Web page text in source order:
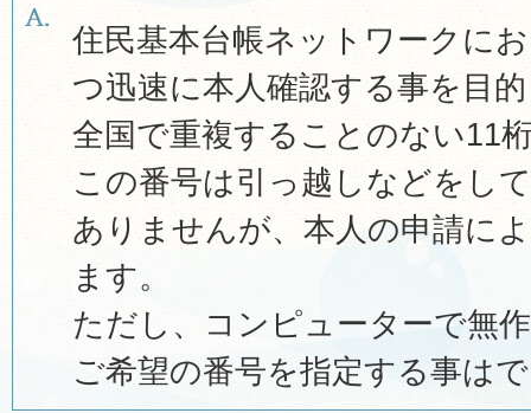
住民基本台帳ネットワークに
つ迅速に本人確認する事を目
全国で重複することのない11
この番号は引っ越しなどをし
ありませんが、本人の申請に
ます。
ただし、コンピューターで無
ご希望の番号を指定する事は